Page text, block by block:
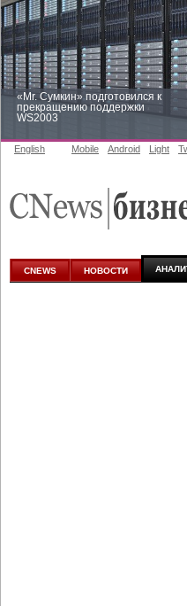
«Mr. Сумкин» подготовился к
прекращению поддержки
WS2003
аналитике
English Mobile Android Light
CNEWS НОВОСТИ